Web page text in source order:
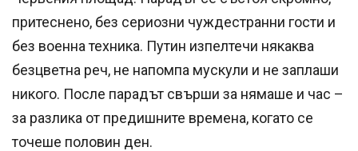
притеснено, без сериозни чуждестранни гости и
без военна техника. Путин изпелтечи някаква
безцветна реч, не напомпа мускули и не заплаши
никого. После парадът свърши за нямаше и час –
за разлика от предишните времена, когато се
точеше половин ден.